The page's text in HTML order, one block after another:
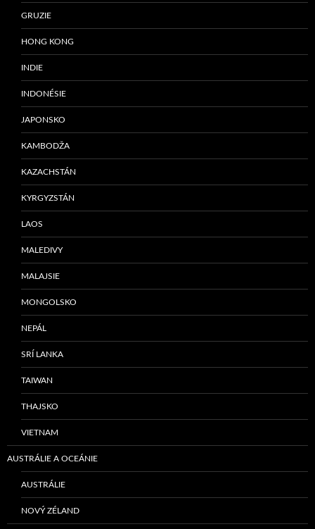
GRUZIE
HONG KONG
INDIE
INDONÉSIE
JAPONSKO
KAMBODŽA
KAZACHSTÁN
KYRGYZSTÁN
LAOS
MALEDIVY
MALAJSIE
MONGOLSKO
NEPÁL
SRÍ LANKA
TAIWAN
THAJSKO
VIETNAM
AUSTRÁLIE A OCEÁNIE
AUSTRÁLIE
NOVÝ ZÉLAND